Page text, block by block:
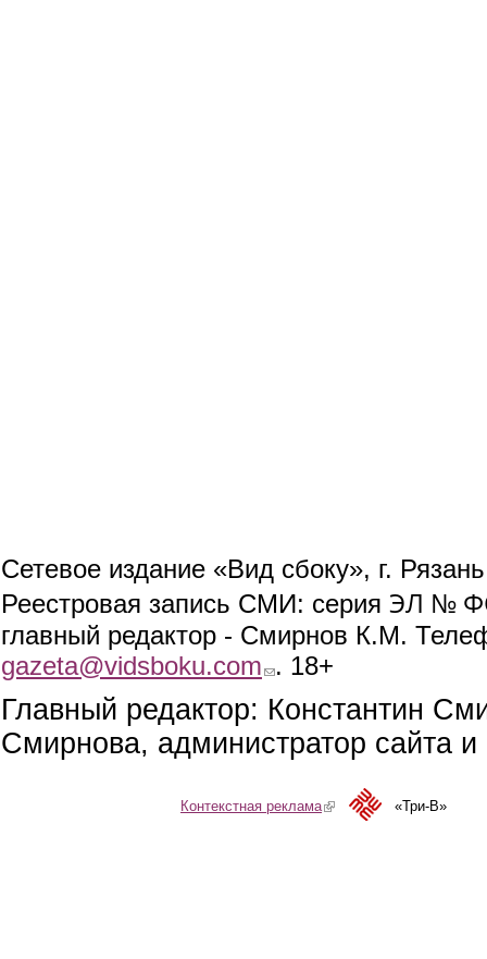
Сетевое издание «Вид сбоку», г.
Реестровая запись СМИ: серия ЭЛ №
главный редактор - Смирнов К.М.
gazeta@vidsboku.com (link sends e-mail)
. 18+
Главный редактор: Константин
Смирнова, администратор сайта
Контекстная реклама(link is external)«Три-В»